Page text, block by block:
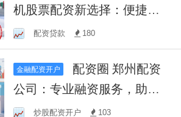
机股票配资新选择：便捷操
作，高效投资，掌中财富增
值快车道
配资贷款 180
金融配资开户
公司：专业融资服务，助力
投资者实现财富增值梦想
炒股配资开户 103